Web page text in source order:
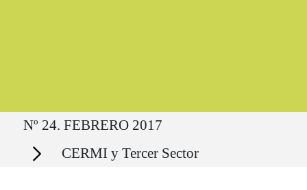
Ruta del sitio
Nº 24. FEBRERO 2017
Secciones CERMI y Tercer Sector